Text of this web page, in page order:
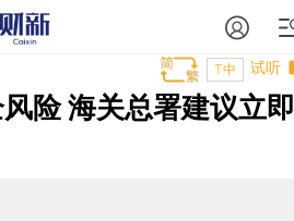
试听
T中
险 海关总署建议立即